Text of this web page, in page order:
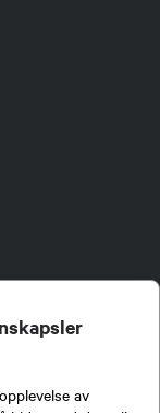
av
kunnskap om jakt og